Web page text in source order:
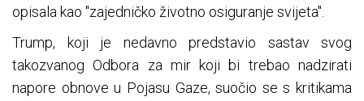
opisala kao "zajedničko životno osiguranje svijeta".
Trump, koji je nedavno predstavio sastav svog
takozvanog Odbora za mir koji bi trebao nadzirati
napore obnove u Pojasu Gaze, suočio se s kritikama